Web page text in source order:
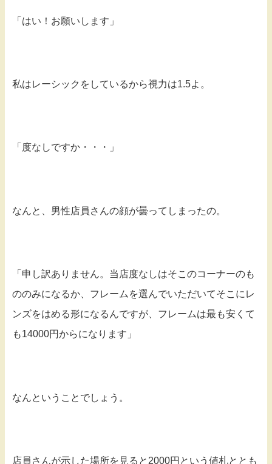
「はい！お願いします」
私はレーシックをしているから視力は1.5よ。
「度なしですか・・・」
なんと、男性店員さんの顔が曇ってしまったの。
「申し訳ありません。当店度なしはそこのコーナーのも
ののみになるか、フレームを選んでいただいてそこにレ
ンズをはめる形になるんですが、フレームは最も安くて
も14000円からになります」
なんということでしょう。
店員さんが示した場所を見ると2000円という値札ととも